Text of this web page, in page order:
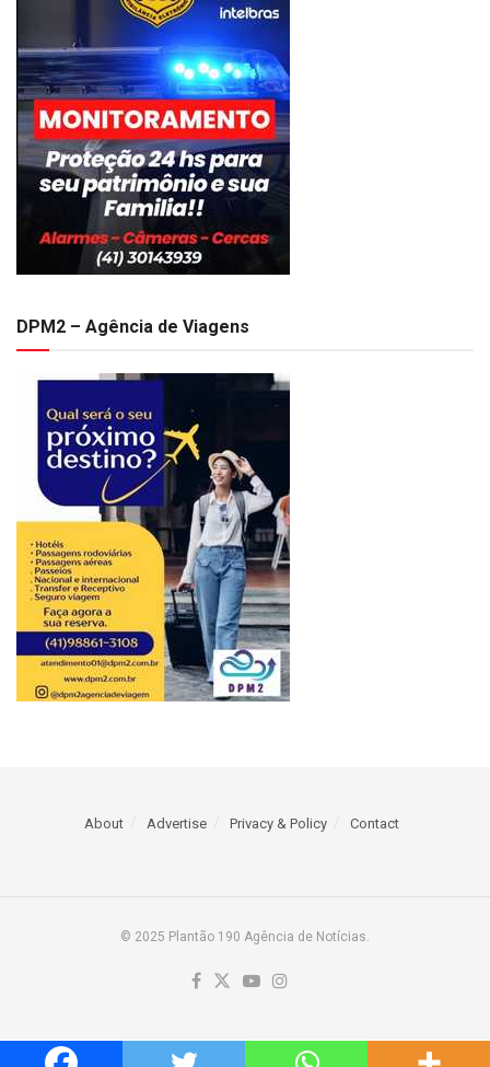
DPM2 – Agência de Viagens
About Advertise Privacy & Policy Contact
© 2025 Plantão 190 Agência de Notícias.